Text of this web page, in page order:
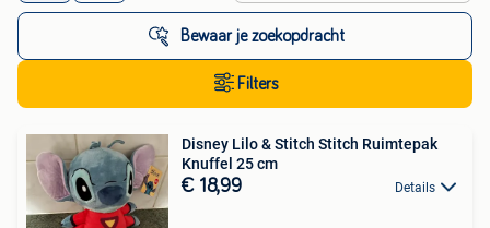
Bewaar je zoekopdracht
Filters
Disney Lilo & Stitch Stitch Ruimtepak
Knuffel 25 cm
€ 18,99 Details